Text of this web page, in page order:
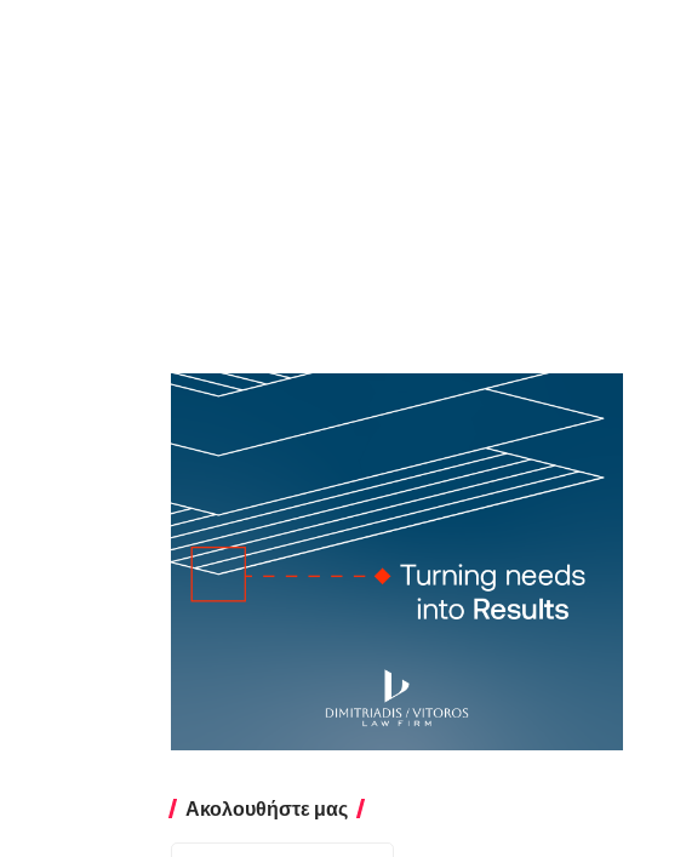
Ακολουθήστε μας